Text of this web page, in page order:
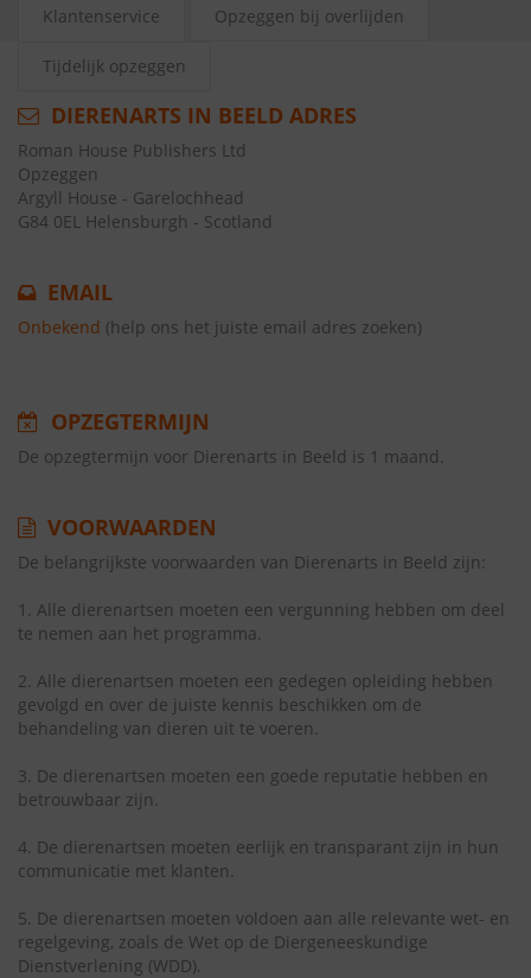
Klantenservice Opzeggen bij overlijden
Tijdelijk opzeggen
DIERENARTS IN BEELD ADRES
Roman House Publishers Ltd
Opzeggen
Argyll House - Garelochhead
G84 0EL Helensburgh - Scotland
EMAIL
Onbekend (help ons het juiste email adres zoeken)
OPZEGTERMIJN
De opzegtermijn voor Dierenarts in Beeld is 1 maand.
VOORWAARDEN
De belangrijkste voorwaarden van Dierenarts in Beeld zijn:
1. Alle dierenartsen moeten een vergunning hebben om deel
te nemen aan het programma.
2. Alle dierenartsen moeten een gedegen opleiding hebben
gevolgd en over de juiste kennis beschikken om de
behandeling van dieren uit te voeren.
3. De dierenartsen moeten een goede reputatie hebben en
betrouwbaar zijn.
4. De dierenartsen moeten eerlijk en transparant zijn in hun
communicatie met klanten.
5. De dierenartsen moeten voldoen aan alle relevante wet- en
regelgeving, zoals de Wet op de Diergeneeskundige
Dienstverlening (WDD).